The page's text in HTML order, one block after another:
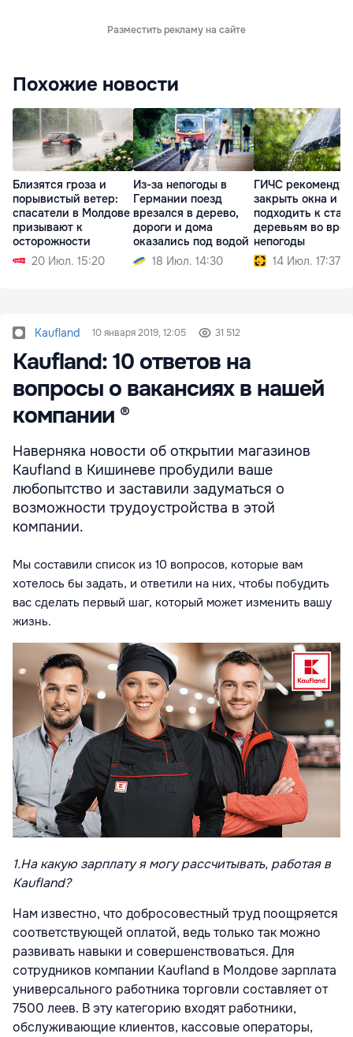
Разместить рекламу на сайте
Похожие новости
Близятся гроза и
порывистый ветер:
спасатели в Молдове
призывают к
осторожности
20 Июл. 15:20
Из-за непогоды в
Германии поезд
врезался в дерево,
дороги и дома
оказались под водой
18 Июл. 14:30
ГИЧС
закрыть окна и не
подходить к
деревьям во
непогоды
14 Июл. 17:37
Kaufland 10 января 2019, 12:05 31 512
Kaufland: 10 ответов на
вопросы о вакансиях в нашей
компании ®
Наверняка новости об открытии магазинов
Kaufland в Кишиневе пробудили ваше
любопытство и заставили задуматься о
возможности трудоустройства в этой
компании.
Мы составили список из 10 вопросов, которые вам
хотелось бы задать, и ответили на них, чтобы побудить
вас сделать первый шаг, который может изменить вашу
жизнь.
1.На какую зарплату я могу рассчитывать, работая в
Kaufland?
Нам известно, что добросовестный труд поощряется
соответствующей оплатой, ведь только так можно
развивать навыки и совершенствоваться. Для
сотрудников компании Kaufland в Молдове зарплата
универсального работника торговли составляет от
7500 леев. В эту категорию входят работники,
обслуживающие клиентов, кассовые операторы,